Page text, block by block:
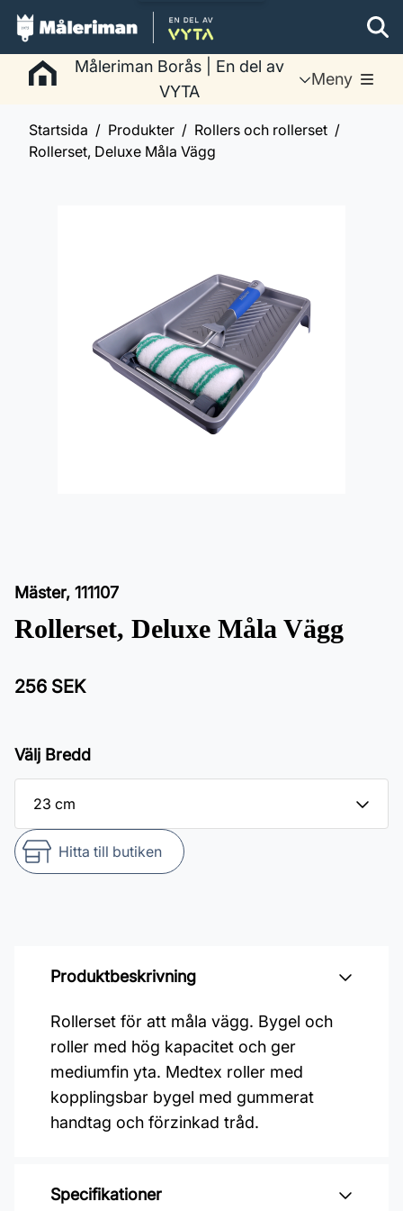
Måleriman Borås | En del av
VYTA
Meny
Startsida Produkter
Rollers och rollerset
Rollerset, Deluxe Måla Vägg
Mäster, 111107
Rollerset, Deluxe Måla Vägg
256 SEK
Välj Bredd
Hitta till butiken
Produktbeskrivning
Rollerset för att måla vägg. Bygel och
roller med hög kapacitet och ger
mediumfin yta. Medtex roller med
kopplingsbar bygel med gummerat
handtag och förzinkad tråd.
Specifikationer